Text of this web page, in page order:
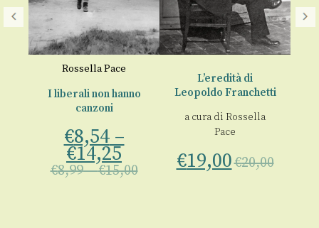
Rossella Pace
I liberali non hanno
canzoni
€8,54–
€14,25
€8,99–€15,00
L’eredità di
Leopoldo Franchetti
a cura di Rossella
Pace
€19,00€20,00